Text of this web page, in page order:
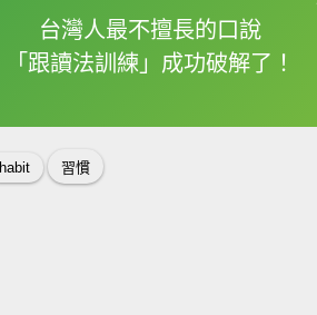
台灣人最不擅長的口說
「跟讀法訓練」成功破解了！
框選或點兩下字幕可
habit 習慣